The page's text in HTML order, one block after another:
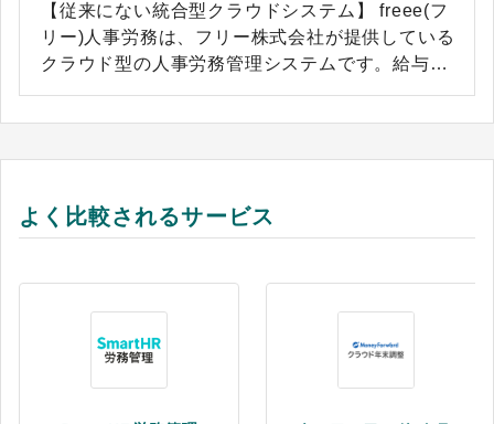
【従来にない統合型クラウドシステム】 freee(フ
リー)人事労務は、フリー株式会社が提供している
クラウド型の人事労務管理システムです。給与計
ー大賞」の労務、福利厚生サービス部門で優秀賞
よく比較されるサービス